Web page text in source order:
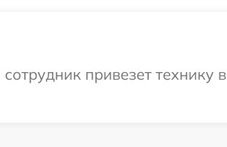
привезет технику в